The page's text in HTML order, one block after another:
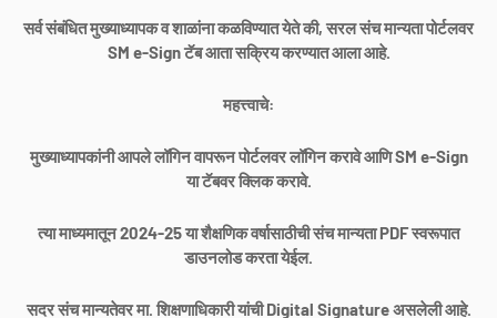
सर्व संबंधित मुख्याध्यापक व शाळांना कळविण्यात येते की, सरल संच मान्यता पोर्टलवर
SM e-Sign टॅब आता सक्रिय करण्यात आला आहे.
महत्त्वाचे:
मुख्याध्यापकांनी आपले लॉगिन वापरून पोर्टलवर लॉगिन करावे आणि SM e-Sign
या टॅबवर क्लिक करावे.
त्या माध्यमातून 2024-25 या शैक्षणिक वर्षासाठीची संच मान्यता PDF स्वरूपात
डाउनलोड करता येईल.
सदर संच मान्यतेवर मा. शिक्षणाधिकारी यांची Digital Signature असलेली आहे.